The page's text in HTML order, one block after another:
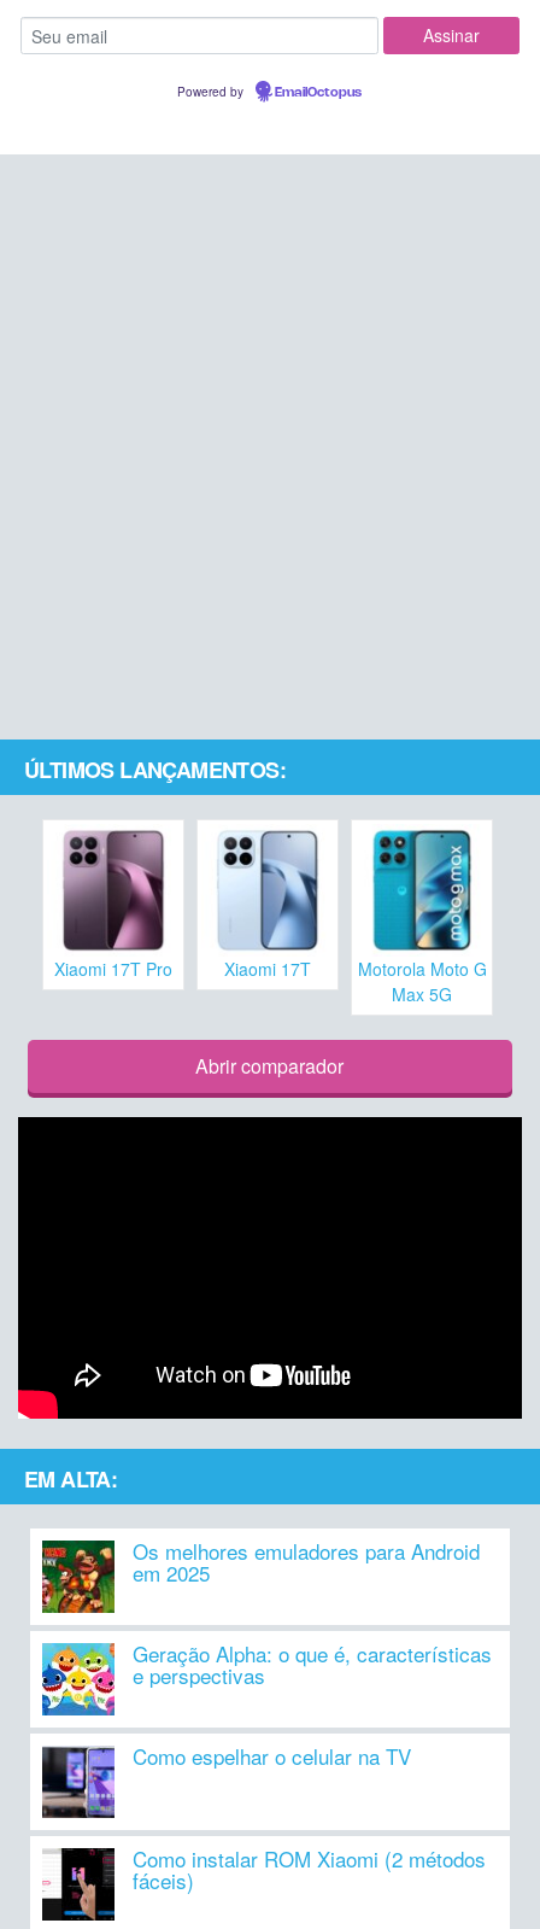
Powered by EmailOctopus
ÚLTIMOS LANÇAMENTOS:
Xiaomi 17T Pro Xiaomi 17T
Motorola Moto G
Max 5G
Abrir comparador
EM ALTA:
Os melhores emuladores para Android
em 2025
Geração Alpha: o que é, características
e perspectivas
Como espelhar o celular na TV
Como instalar ROM Xiaomi (2 métodos
fáceis)